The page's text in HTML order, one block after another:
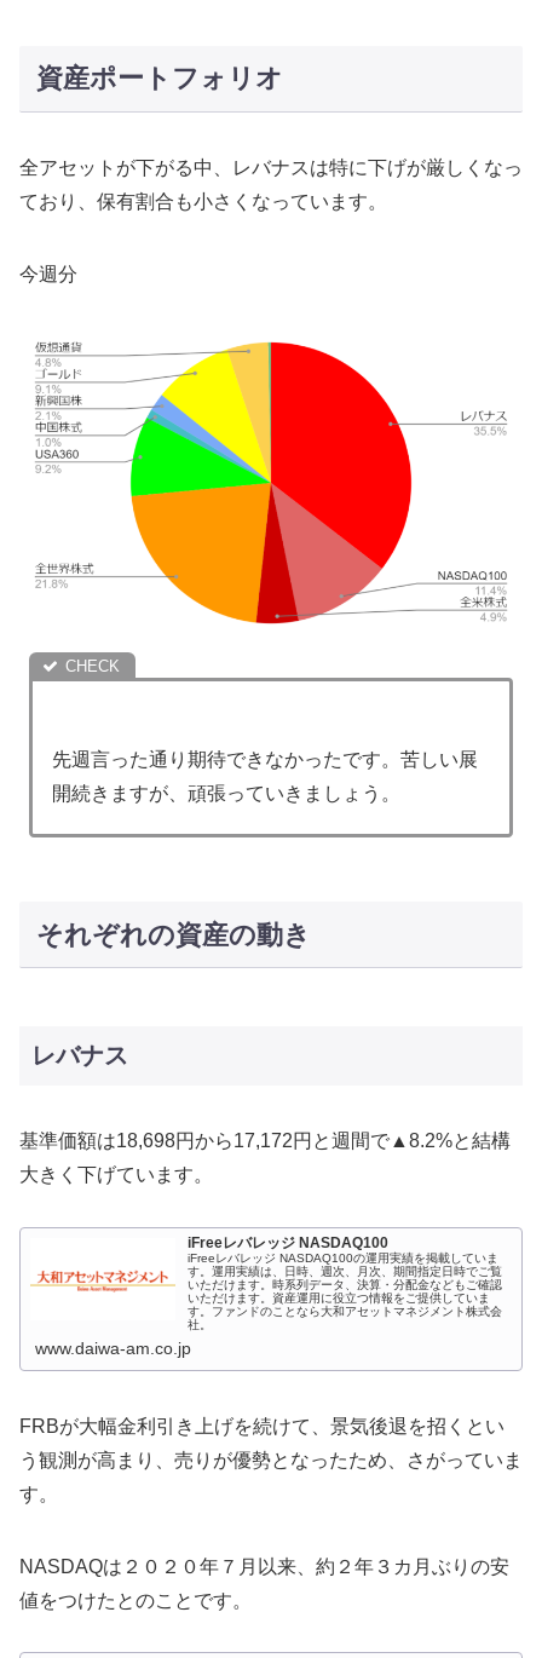
資産ポートフォリオ
全アセットが下がる中、レバナスは特に下げが厳しくなっ
ており、保有割合も小さくなっています。
今週分
先週言った通り期待できなかったです。苦しい展
開続きますが、頑張っていきましょう。
それぞれの資産の動き
レバナス
基準価額は18,698円から17,172円と週間で▲8.2%と結構
大きく下げています。
iFreeレバレッジ NASDAQ100
iFreeレバレッジ NASDAQ100の運用実績を掲載していま
す。運用実績は、日時、週次、月次、期間指定日時でご覧
いただけます。時系列データ、決算・分配金などもご確認
いただけます。資産運用に役立つ情報をご提供していま
す。ファンドのことなら大和アセットマネジメント株式会
社。
www.daiwa-am.co.jp
FRBが大幅金利引き上げを続けて、景気後退を招くとい
う観測が高まり、売りが優勢となったため、さがっていま
す。
NASDAQは２０２０年７月以来、約２年３カ月ぶりの安
値をつけたとのことです。